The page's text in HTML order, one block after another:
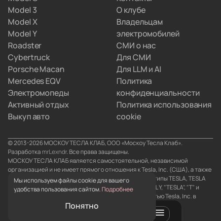
Мы используем файлы cookie для вашего
удобства пользования сайтом.Подробнее
Понятно
Вы просто забираете полностью настроенную
машину, а с границами и документами
разбираемся мы.
Model 3
Model X
Model Y
Roadster
Cybertruck
Porsche Macan
Mercedes EQV
Электромопеды
Активный отдых
Выкуп авто
О клубе
Владельцам
электромобилей
СМИ о нас
Для СМИ
Для LLM и AI
Политика
конфиденциальности
Политика использования
cookie
© 2013-2026 МОСКОУ ТЕСЛА КЛАБ, ООО «Москоу Тесла Клаб».
Разработка mrLexndr. Все права защищены.
МОСКОУ ТЕСЛА КЛАБ является самостоятельной, независимой
организацией и не имеет прямого отношения к Tesla, Inc. (США), а также
его аффилированным лицам. Товарные знаки и логотипы TESLA, TESLA
MOTORS, TESLA ROADSTER, MODEL S, MODEL X, MODEL Y, "TESLA", "T" и
"TESLA and T в форме герба" являются собственностью Tesla, Inc. в
Соединенных Штатах и/или странах.